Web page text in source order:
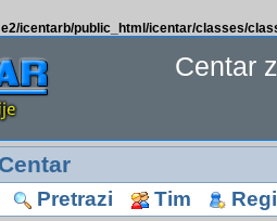
icentarb/public_html/icentar/classes/
Centar
Pretrazi Tim